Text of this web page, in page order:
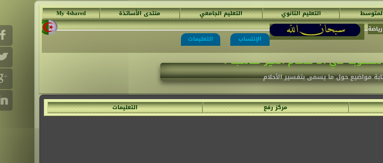
التعليم الثانوي التعليم الجامعي منتدى الأساتذة
My 4shared
رياضة
الإنتساب
التعليمات الْمُجِدّ التَّعْلِيمِيَّة
في الأ قسام الغير مناسبة .
مواضيع حول ما يسمى بتفسير الأحلام
مركز رفع التعليمات